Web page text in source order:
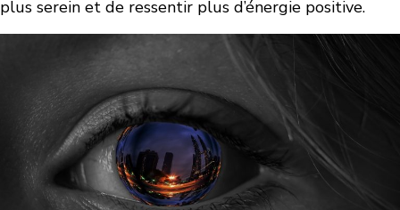
plus serein et de ressentir plus d’énergie positive.